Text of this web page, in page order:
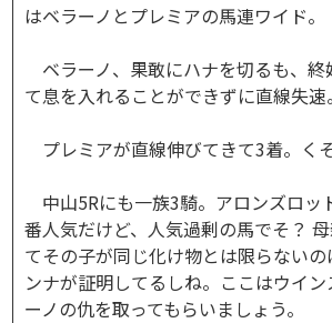
はベラーノとプレミアの馬連ワイド。
ベラーノ、果敢にハナを切るも、
て息を入れることができずに直線失速。
プレミアが直線伸びてきて3着。くそ
中山5Rにも一族3騎。アロンズロッ
番人気だけど、人気過剰の馬でそ？
てその子が同じ化け物とは限らない
ンナが証明してるしね。ここはウイ
ーノの仇を取ってもらいましょう。